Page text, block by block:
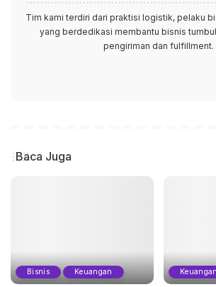
Tim kami terdiri dari praktisi logistik, pelaku
yang berdedikasi membantu bisnis
pengiriman dan fulfillment.
Baca Juga
Bisnis Keuangan Keuangan